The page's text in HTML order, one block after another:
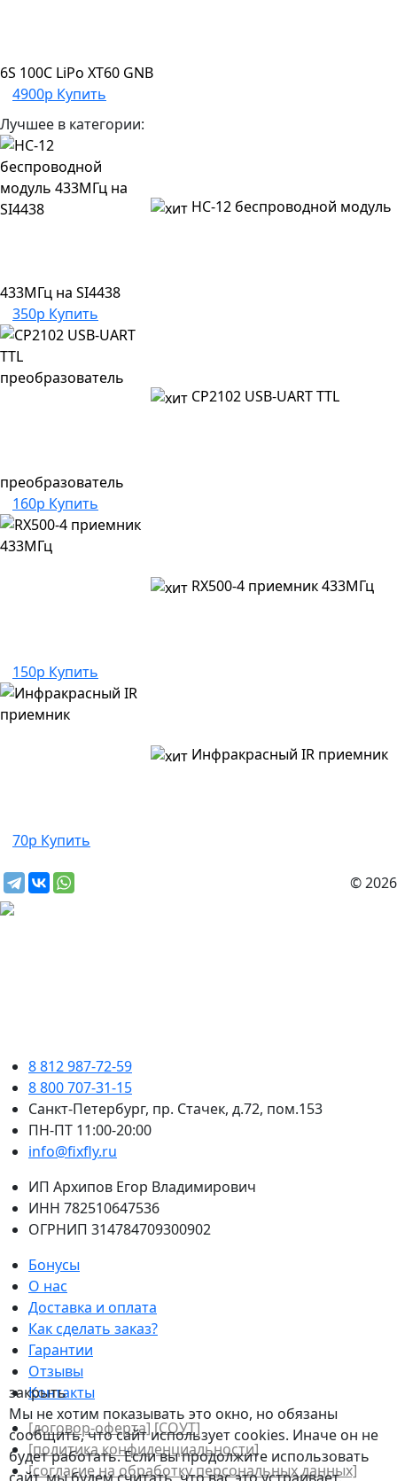
закрыть
Мы не хотим показывать это окно, но обязаны
сообщить, что сайт использует cookies. Иначе он не
будет работать. Если вы продолжите использовать
6S 100C LiPo XT60 GNB
4900р Купить
Лучшее в категории:
HC-12 беспроводной модуль
433МГц на SI4438
350р Купить
CP2102 USB-UART TTL
преобразователь
160р Купить
RX500-4 приемник 433МГц
150р Купить
Инфракрасный IR приемник
70р Купить
© 2026
8 812 987-72-59
8 800 707-31-15
Санкт-Петербург, пр. Стачек, д.72, пом.153
ПН-ПТ 11:00-20:00
info@fixfly.ru
ИП Архипов Егор Владимирович
ИНН 782510647536
ОГРНИП 314784709300902
Бонусы
О нас
Доставка и оплата
Как сделать заказ?
Гарантии
Отзывы
Контакты
[договор-оферта] [СОУТ]
[политикa конфиденциальности]
[согласие на обработку персональных данных]